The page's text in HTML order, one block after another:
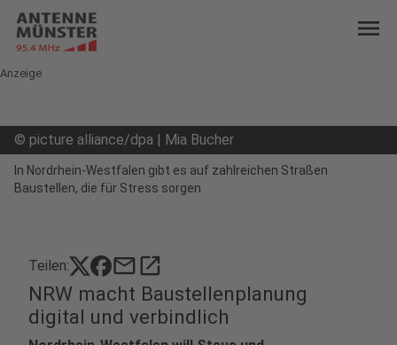
menu
Anzeige
© picture alliance/dpa | Mia Bucher
In Nordrhein-Westfalen gibt es auf zahlreichen Straßen
Baustellen, die für Stress sorgen
Teilen: mailopen_in_new
NRW macht Baustellenplanung
digital und verbindlich